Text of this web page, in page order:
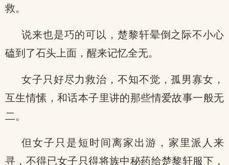
救。
说来也是巧的可以，楚黎轩晕倒之际不小心
磕到了石头上面，醒来记忆全无。
女子只好尽力救治，不知不觉，孤男寡女，
互生情愫，和话本子里讲的那些情爱故事一般无
二。
但女子只是短时间离家出游，家里派人来
寻，不得已女子只得将族中秘药给楚黎轩服下，